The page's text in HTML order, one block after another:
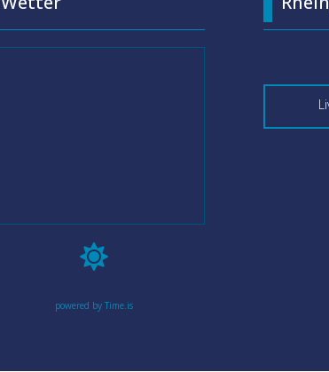

powered by Time.is